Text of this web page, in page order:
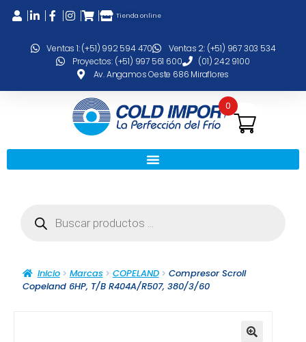
Ventas 1: (+51) 992 594 470
Ventas 2: (+51) 967 303 534
Proyectos: (+51) 997 561 600
(01) 242 9100
Av. Angamos Oeste 686 Miraflores
Tienda online
Inicio Marcas COPELAND
Compresor Scroll
Copeland 6HP, T/B R404A/R507, 380/3/60
0